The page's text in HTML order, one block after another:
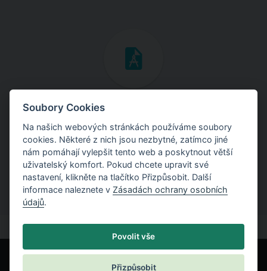
Inženýrské manuály
Stáhněte si manuály s teoretickými i praktickými ukázkami
použití programů.
Soubory Cookies
Na našich webových stránkách používáme soubory
cookies. Některé z nich jsou nezbytné, zatímco jiné
nám pomáhají vylepšit tento web a poskytnout větší
uživatelský komfort. Pokud chcete upravit své
nastavení, klikněte na tlačítko Přizpůsobit. Další
informace naleznete v Zásadách ochrany osobních
údajů.
Povolit vše
Přizpůsobit